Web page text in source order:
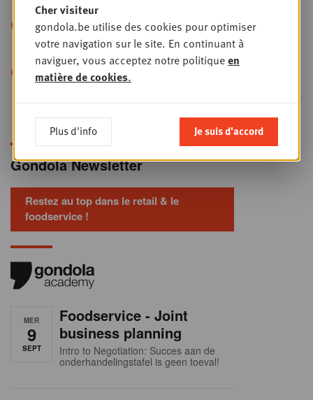
+ PLUS
Publicité en magasin : les
franchisés veulent reprendre la main
+ PLUS
Paiement électronique : ces
Gondola Newsletter
Restez au top dans le retail & le
foodservice !
MER
9
SEPT
Foodservice - Joint
business planning
Intro to Negotiation: Succes aan de
onderhandelingstafel is geen toeval!
Cher visiteur
gondola.be utilise des cookies pour optimiser
votre navigation sur le site. En continuant à
naviguer, vous acceptez notre politiqueen
matière de cookies.
Plus d'info Je suis d'accord